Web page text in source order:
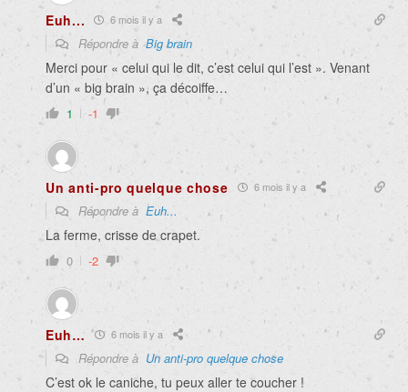
Euh... 6 mois il y a
Répondre àBig brain
Merci pour « celui qui le dit, c’est celui qui l’est ». Venant
d’un « big brain », ça décoiffe…
1 -1
Un anti-pro quelque chose 6 mois il y a
Répondre à Euh...
La ferme, crisse de crapet.
0 -2
Euh… 6 mois il y a
Répondre à Un anti-pro quelque chose
C’est ok le caniche, tu peux aller te coucher !